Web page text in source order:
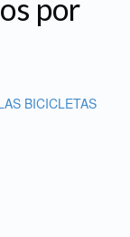
por
BICICLETAS